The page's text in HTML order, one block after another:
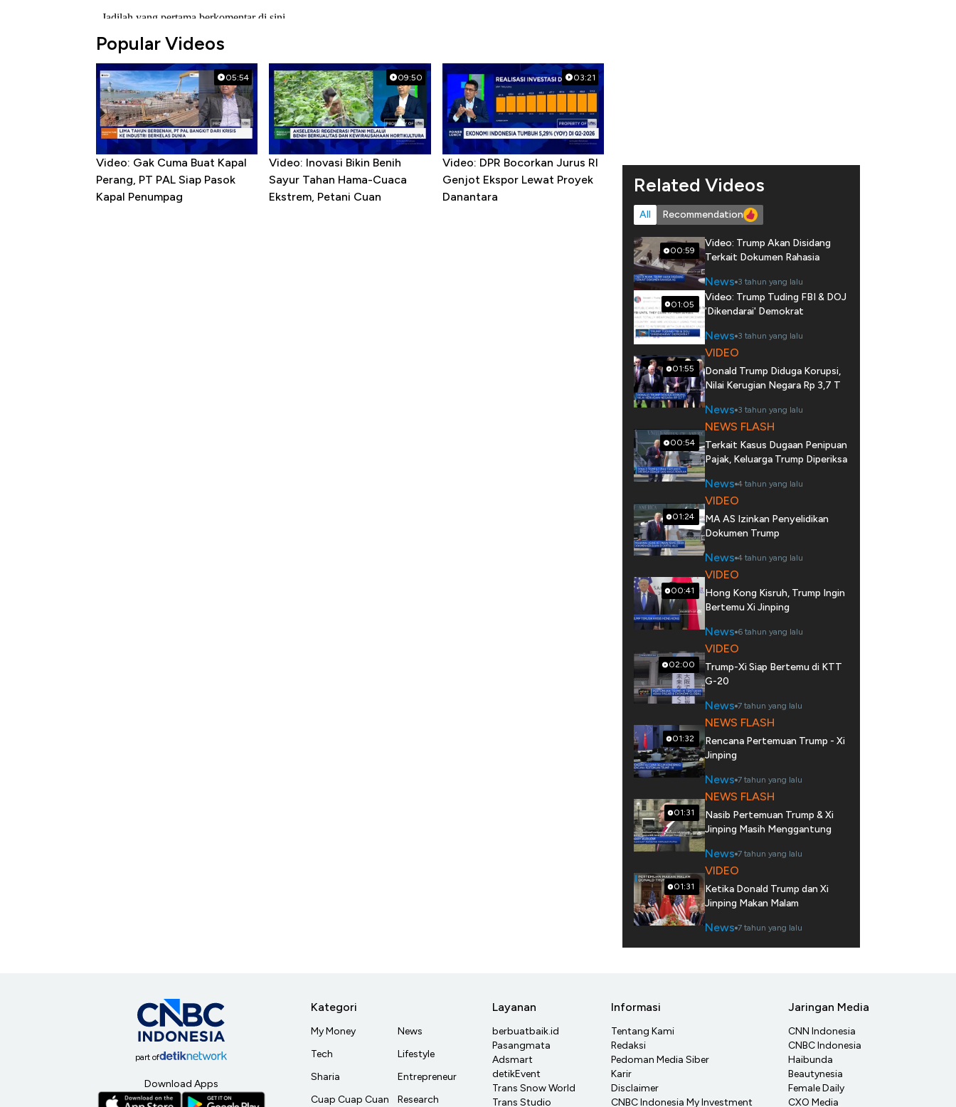
Popular Videos
05:54
Video: Gak Cuma Buat Kapal
Perang, PT PAL Siap Pasok
Kapal Penumpag
09:50
Video: Inovasi Bikin Benih
Sayur Tahan Hama-Cuaca
Ekstrem, Petani Cuan
03:21
Video: DPR Bocorkan Jurus RI
Genjot Ekspor Lewat Proyek
Danantara
Related Videos
All Recommendation
00:59
Video: Trump Akan Disidang
Terkait Dokumen Rahasia
News 3 tahun yang lalu
01:05
Video: Trump Tuding FBI & DOJ
'Dikendarai' Demokrat
News 3 tahun yang lalu
01:55
VIDEO
Donald Trump Diduga Korupsi,
Nilai Kerugian Negara Rp 3,7 T
News 3 tahun yang lalu
00:54
NEWS FLASH
Terkait Kasus Dugaan Penipuan
Pajak, Keluarga Trump Diperiksa
News 4 tahun yang lalu
01:24
VIDEO
MA AS Izinkan Penyelidikan
Dokumen Trump
News 4 tahun yang lalu
00:41
VIDEO
Hong Kong Kisruh, Trump Ingin
Bertemu Xi Jinping
News 6 tahun yang lalu
02:00
VIDEO
Trump-Xi Siap Bertemu di KTT
G-20
News 7 tahun yang lalu
01:32
NEWS FLASH
Rencana Pertemuan Trump - Xi
Jinping
News 7 tahun yang lalu
01:31
NEWS FLASH
Nasib Pertemuan Trump & Xi
Jinping Masih Menggantung
News 7 tahun yang lalu
01:31
VIDEO
Ketika Donald Trump dan Xi
Jinping Makan Malam
News 7 tahun yang lalu
part of
Download Apps
Kategori
My Money
Tech
Sharia
Cuap Cuap Cuan
News
Lifestyle
Entrepreneur
Research
Layanan
berbuatbaik.id
Pasangmata
Adsmart
detikEvent
Trans Snow World
Trans Studio
Informasi
Tentang Kami
Redaksi
Pedoman Media Siber
Karir
Disclaimer
CNBC Indonesia My Investment
Jaringan Media
CNN Indonesia
CNBC Indonesia
Haibunda
Beautynesia
Female Daily
CXO Media